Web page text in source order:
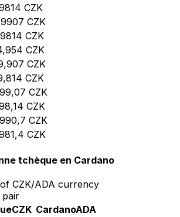
CZK
CZK
CZK
CZK
CZK
CZK
CZK
CZK
CZK
CZK
tchèque en Cardano
CZK/ADA currency
pair
CZK CardanoADA